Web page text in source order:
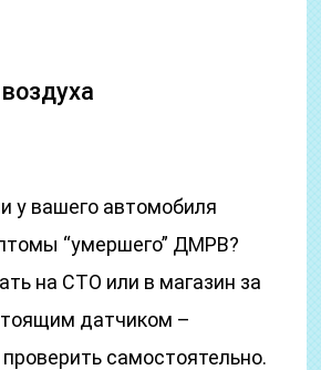
у вашего автомобиля
“умершего” ДМРВ?
на СТО или в магазин за
датчиком –
проверить самостоятельно.